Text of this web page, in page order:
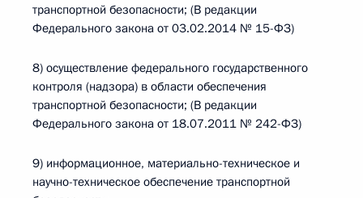
транспортной безопасности; (В редакции
Федерального закона от 03.02.2014 № 15-ФЗ)
8) осуществление федерального государственного
контроля (надзора) в области обеспечения
транспортной безопасности; (В редакции
Федерального закона от 18.07.2011 № 242-ФЗ)
9) информационное, материально-техническое и
научно-техническое обеспечение транспортной